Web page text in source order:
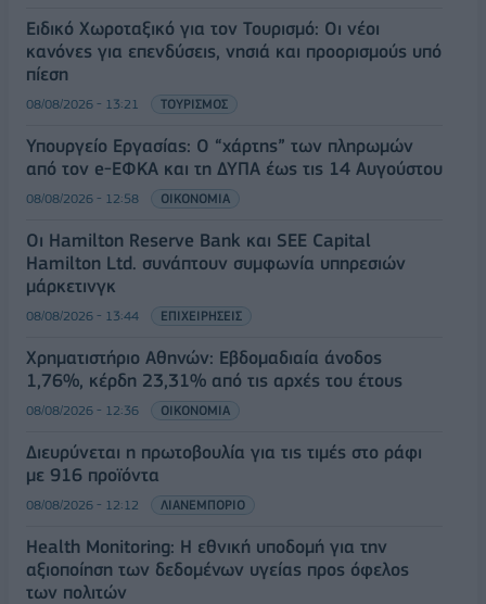
Ειδικό Χωροταξικό για τον Τουρισμό: Οι νέοι
κανόνες για επενδύσεις, νησιά και προορισμούς υπό
πίεση
08/08/2026 - 13:21 ΤΟΥΡΙΣΜΟΣ
Υπουργείο Εργασίας: Ο “χάρτης” των πληρωμών
από τον e-ΕΦΚΑ και τη ΔΥΠΑ έως τις 14 Αυγούστου
08/08/2026 - 12:58 ΟΙΚΟΝΟΜΙΑ
Οι Hamilton Reserve Bank και SEE Capital
Hamilton Ltd. συνάπτουν συμφωνία υπηρεσιών
μάρκετινγκ
08/08/2026 - 13:44 ΕΠΙΧΕΙΡΗΣΕΙΣ
Χρηματιστήριο Αθηνών: Εβδομαδιαία άνοδος
1,76%, κέρδη 23,31% από τις αρχές του έτους
08/08/2026 - 12:36 ΟΙΚΟΝΟΜΙΑ
Διευρύνεται η πρωτοβουλία για τις τιμές στο ράφι
με 916 προϊόντα
08/08/2026 - 12:12 ΛΙΑΝΕΜΠΟΡΙΟ
Health Monitoring: Η εθνική υποδομή για την
αξιοποίηση των δεδομένων υγείας προς όφελος
των πολιτών